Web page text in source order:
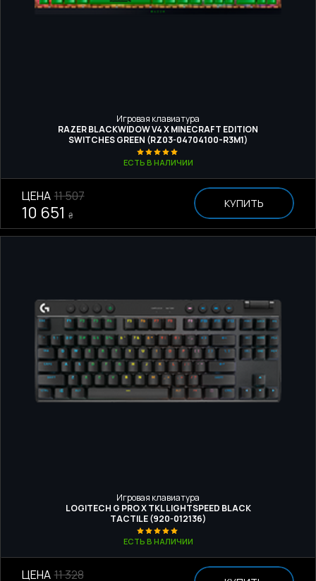
Игровая клавиатура
RAZER BLACKWIDOW V4 X MINECRAFT EDITION
SWITCHES GREEN (RZ03-04704100-R3M1)
ЕСТЬ В НАЛИЧИИ
ЦЕНА 11 507
10 651 ₴
КУПИТЬ
Игровая клавиатура
LOGITECH G PRO X TKL LIGHTSPEED BLACK
TACTILE (920-012136)
ЕСТЬ В НАЛИЧИИ
ЦЕНА 11 328